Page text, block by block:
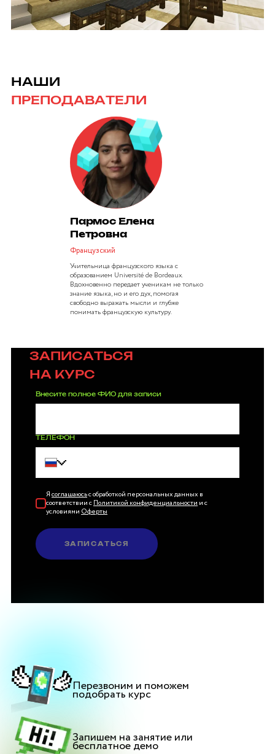
НАШИ
ПРЕПОДАВАТЕЛИ
Пармос Елена
Петровна
Французский
Учительница французского языка с
образованием Université de Bordeaux.
Вдохновенно передает ученикам не только
знание языка, но и его дух, помогая
свободно выражать мысли и глубже
понимать французскую культуру.
ЗАПИСАТЬСЯ
НА КУРС
Внесите полное ФИО для записи
ТЕЛЕФОН
Ясоглашаюсьс обработкой персональных данных в
соответствии сПолитикой конфиденциальности и с
условиями Оферты
ЗАПИСАТЬСЯ
Перезвоним и поможем
подобрать курс
Запишем на занятие или
бесплатное демо